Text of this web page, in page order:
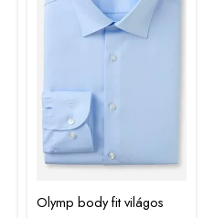
Olymp body fit világos